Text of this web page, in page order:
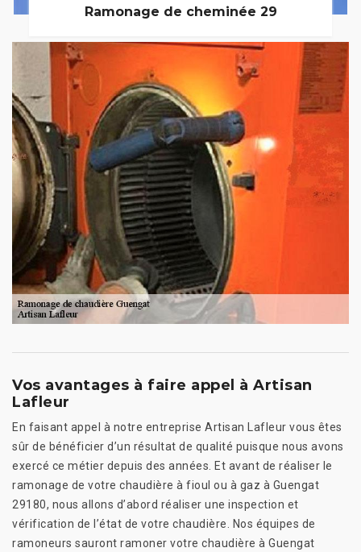
Ramonage de cheminée 29
Vos avantages à faire appel à Artisan
Lafleur
En faisant appel à notre entreprise Artisan Lafleur vous êtes
sûr de bénéficier d’un résultat de qualité puisque nous avons
exercé ce métier depuis des années. Et avant de réaliser le
ramonage de votre chaudière à fioul ou à gaz à Guengat
29180, nous allons d’abord réaliser une inspection et
vérification de l’état de votre chaudière. Nos équipes de
ramoneurs sauront ramoner votre chaudière à Guengat